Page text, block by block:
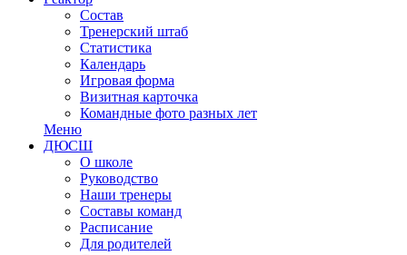
Состав
Тренерский штаб
Статистика
Календарь
Игровая форма
Визитная карточка
Командные фото разных лет
Меню
ДЮСШ
О школе
Руководство
Наши тренеры
Составы команд
Расписание
Для родителей